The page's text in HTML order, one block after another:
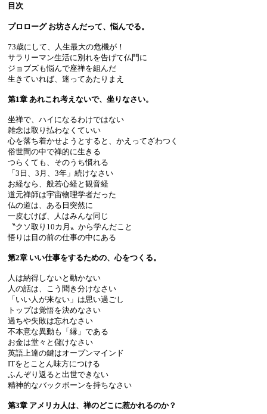
目次
プロローグ お坊さんだって、悩んでる。
73歳にして、人生最大の危機が！
サラリーマン生活に別れを告げて仏門に
ジョブズも悩んで座禅を組んだ
生きていれば、迷ってあたりまえ
第1章 あれこれ考えないで、坐りなさい。
坐禅で、ハイになるわけではない
雑念は取り払わなくていい
心を落ち着かせようとすると、かえってざわつく
俗世間の中で禅的に生きる
つらくても、そのうち慣れる
「3日、3月、3年」続けなさい
お経なら、般若心経と観音経
道元禅師は宇宙物理学者だった
仏の道は、ある日突然に
一皮むけば、人はみんな同じ
〝クソ取り10カ月〟から学んだこと
悟りは目の前の仕事の中にある
第2章 いい仕事をするための、心をつくる。
人は納得しないと動かない
人の話は、こう聞き分けなさい
「いい人が来ない」は思い過ごし
トップは覚悟を決めなさい
過ちや失敗は忘れなさい
不本意な異動も「縁」である
お金は堂々と儲けなさい
英語上達の鍵はオープンマインド
ITをとことん味方につける
ふんぞり返ると出世できない
精神的なバックボーンを持ちなさい
第3章 アメリカ人は、禅のどこに惹かれるのか？